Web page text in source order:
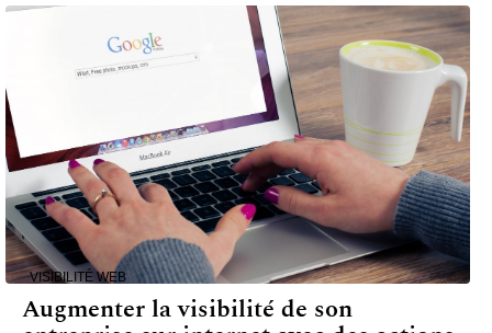
VISIBILITÉ WEB
Augmenter la visibilité de son